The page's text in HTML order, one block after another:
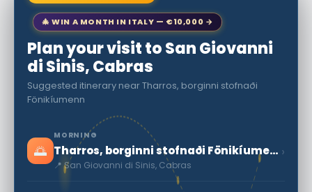
🎄 WIN A MONTH IN ITALY — €10,000 →
Plan your visit to San Giovanni
di Sinis, Cabras
Suggested itinerary near Tharros, borginni stofnaði
Fönikíumenn
🌅
MORNING
Tharros, borginni stofnaði Fönikíumenn
📍 San Giovanni di Sinis, Cabras
›